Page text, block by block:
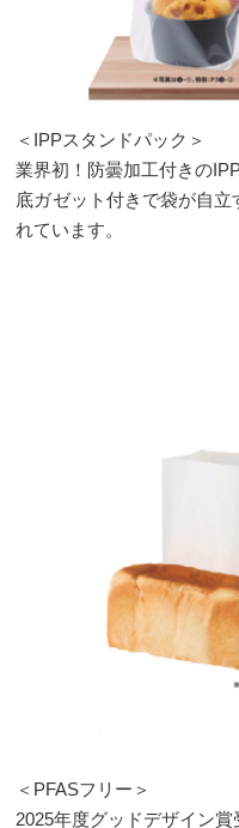
＜IPPスタンドパック＞
業界初！防曇加工付きの
底ガゼット付きで袋が自
れています。
＜PFASフリー＞
2025年度グッドデザイン賞